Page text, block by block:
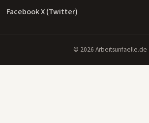
FacebookX (Twitter)
© 2026 Arbeitsunfaelle.de